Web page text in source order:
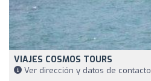
VIAJES COSMOS TOURS
Ver dirección y datos de contacto